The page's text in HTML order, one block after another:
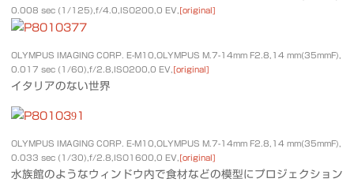
0.008 sec (1/125),f/4.0,ISO200,0 EV, [original]
OLYMPUS IMAGING CORP. E-M10,OLYMPUS M.7-14mm F2.8,14 mm(35mmF),
0.017 sec (1/60),f/2.8,ISO200,0 EV, [original]
イタリアのない世界
OLYMPUS IMAGING CORP. E-M10,OLYMPUS M.7-14mm F2.8,14 mm(35mmF),
0.033 sec (1/30),f/2.8,ISO1600,0 EV, [original]
水族館のようなウィンドウ内で食材などの模型にプロジェクション